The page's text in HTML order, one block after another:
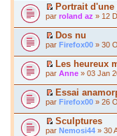
Portrait d'une
par roland az » 12
Dos nu
par Firefox00 » 30
Les heureux
par Anne » 03 Jan
Essai
par Firefox00 » 26
Sculptures
par Nemosi44 » 30